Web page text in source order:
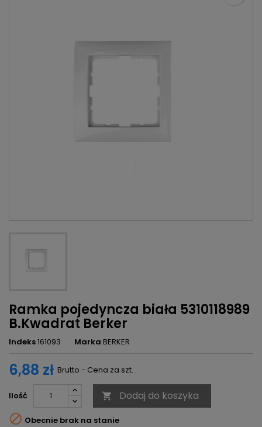
Ramka pojedyncza biała 5310118989
B.Kwadrat Berker
Indeks161093 Marka BERKER
6,88 zł Brutto - Cena za szt.
Ilość  Dodaj do koszyka
 Obecnie brak na stanie